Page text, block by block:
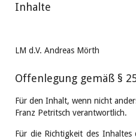
Inhalte
LM d.V. Andreas Mörth
Offenlegung gemäß §
Für den Inhalt, wenn nicht
Franz Petritsch verantwortlich.
Für die Richtigkeit des